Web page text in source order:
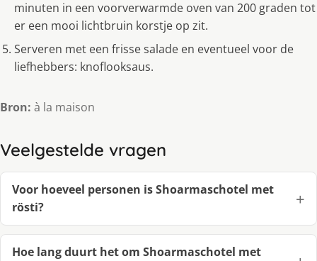
minuten in een voorverwarmde oven van 200 graden tot
er een mooi lichtbruin korstje op zit.
Serveren met een frisse salade en eventueel voor de
liefhebbers: knoflooksaus.
Bron: à la maison
Veelgestelde vragen
Voor hoeveel personen is Shoarmaschotel met
rösti?
Hoe lang duurt het om Shoarmaschotel met